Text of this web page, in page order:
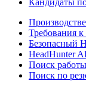
Требования
Безопасный
HeadHunter
Поиск работы
Поиск по